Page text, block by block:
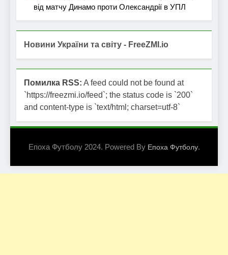
від матчу Динамо проти Олександрії в УПЛ
Новини України та світу - FreeZMI.io
Помилка RSS: A feed could not be found at
`https://freezmi.io/feed`; the status code is `200`
and content-type is `text/html; charset=utf-8`
Епоха Футболу 2024. Powered By Епоха Футболу.